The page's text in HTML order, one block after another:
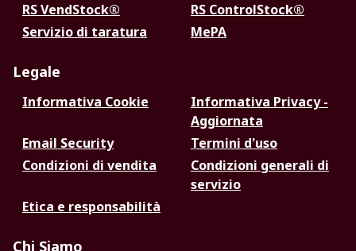
RS VendStock®
RS ControlStock®
Servizio di taratura
MePA
Legale
Informativa Cookie
Informativa Privacy -
Aggiornata
Email Security
Termini d'uso
Condizioni di vendita
Condizioni generali di
servizio
Etica e responsabilità
Chi Siamo